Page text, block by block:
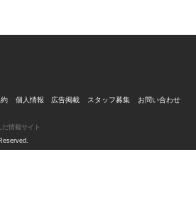
個人情報 広告掲載 スタッフ募集 お問い合わせ
情報サイト